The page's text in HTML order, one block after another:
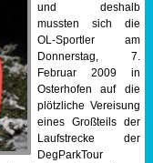
und deshalb
mussten sich die
OL-Sportler am
Donnerstag, 7.
Februar 2009 in
Osterhofen auf die
plötzliche Vereisung
eines Großteils der
Laufstrecke der
DegParkTour